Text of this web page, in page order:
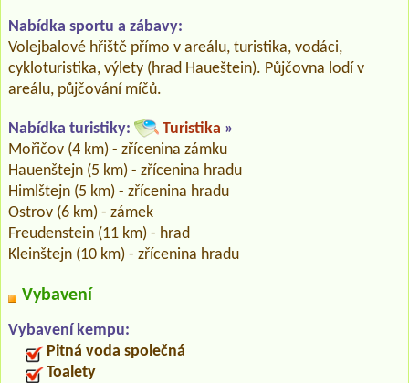
Nabídka sportu a zábavy:
Volejbalové hřiště přímo v areálu, turistika, vodáci,
cykloturistika, výlety (hrad Haueštein). Půjčovna lodí v
areálu, půjčování míčů.
Nabídka turistiky: Turistika »
Mořičov (4 km) - zřícenina zámku
Hauenštejn (5 km) - zřícenina hradu
Himlštejn (5 km) - zřícenina hradu
Ostrov (6 km) - zámek
Freudenstein (11 km) - hrad
Kleinštejn (10 km) - zřícenina hradu
Vybavení
Vybavení kempu:
Pitná voda společná
Toalety